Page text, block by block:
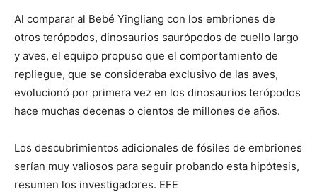
Al comparar al Bebé Yingliang con los embriones de
otros terópodos, dinosaurios saurópodos de cuello largo
y aves, el equipo propuso que el comportamiento de
repliegue, que se consideraba exclusivo de las aves,
evolucionó por primera vez en los dinosaurios terópodos
hace muchas decenas o cientos de millones de años.
Los descubrimientos adicionales de fósiles de embriones
serían muy valiosos para seguir probando esta hipótesis,
resumen los investigadores. EFE